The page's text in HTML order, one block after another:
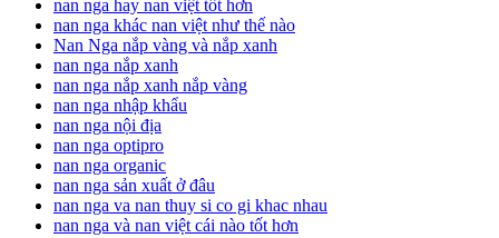
nan nga hay nan việt tốt hơn
nan nga khác nan việt như thế nào
Nan Nga nắp vàng và nắp xanh
nan nga nắp xanh
nan nga nắp xanh nắp vàng
nan nga nhập khẩu
nan nga nội địa
nan nga optipro
nan nga organic
nan nga sản xuất ở đâu
nan nga va nan thuy si co gi khac nhau
nan nga và nan việt cái nào tốt hơn